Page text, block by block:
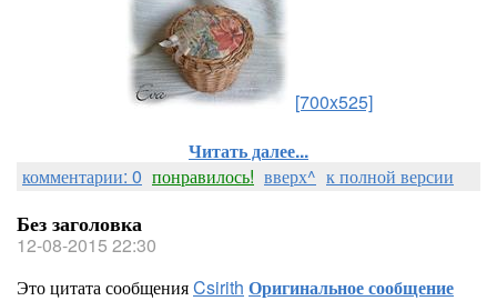
[700x525]
Читать далее...
комментарии: 0 понравилось! вверх^ к полной версии
Без заголовка
12-08-2015 22:30
Это цитата сообщенияCsirith Оригинальное сообщение